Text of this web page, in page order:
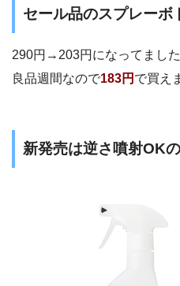
セール品のスプレーボ
290円→203円になってまし
良品週間なので183円 で買え
新発売は逆さ噴射OK